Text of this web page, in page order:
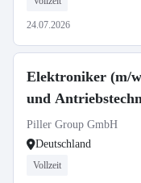
24.07.2026
Elektroniker (m/
und
Piller Group GmbH
Deutschland
Vollzeit